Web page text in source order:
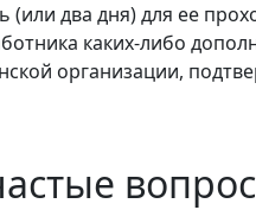
(или два дня) для ее
каких-либо
организации,